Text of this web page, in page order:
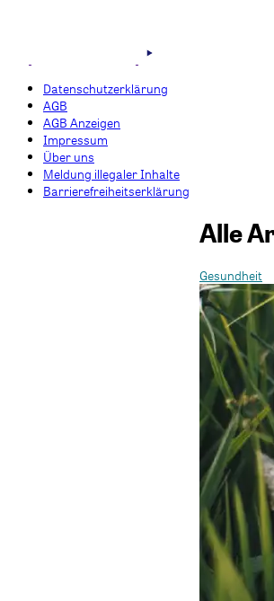
Datenschutzerklärung
AGB
AGB Anzeigen
Impressum
Über uns
Meldung illegaler Inhalte
Barrierefreiheitserklärung
Alle
Gesundheit